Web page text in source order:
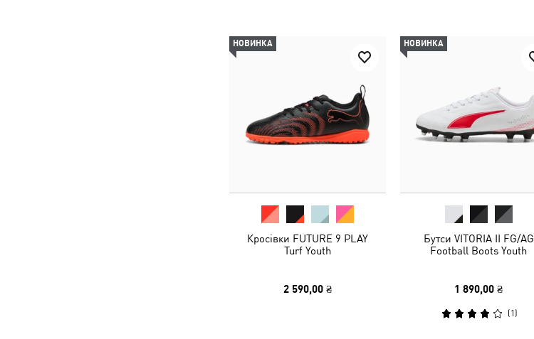
НОВИНКА
Кросівки FUTURE 9 PLAY
Turf Youth
2 590,00 ₴
НОВИНКА
Бутси VITORIA II FG/AG
Football Boots Youth
1 890,00 ₴
(1 )